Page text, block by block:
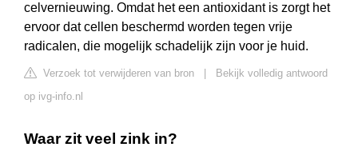
celvernieuwing. Omdat het een antioxidant is zorgt het
ervoor dat cellen beschermd worden tegen vrije
radicalen, die mogelijk schadelijk zijn voor je huid.
Verzoek tot verwijderen van bron
Bekijk volledig antwoord
op ivg-info.nl
Waar zit veel zink in?